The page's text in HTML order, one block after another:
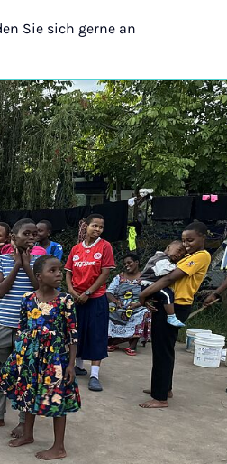
Sie sich gerne an